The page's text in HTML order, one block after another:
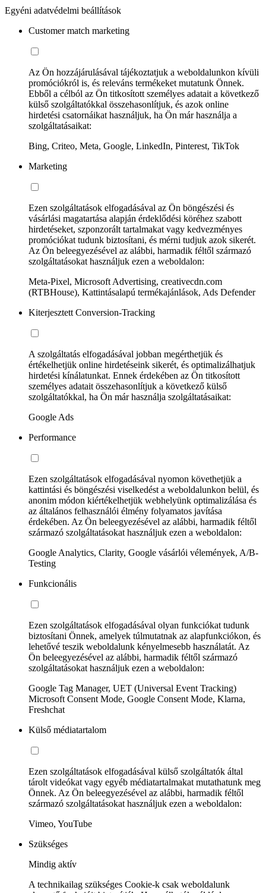
Egyéni adatvédelmi beállítások
Customer match marketing
Az Ön hozzájárulásával tájékoztatjuk a weboldalunkon kívüli
promóciókról is, és releváns termékeket mutatunk Önnek.
Ebből a célból az Ön titkosított személyes adatait a következő
külső szolgáltatókkal összehasonlítjuk, és azok online
hirdetési csatornáikat használjuk, ha Ön már használja a
szolgáltatásaikat:
Bing, Criteo, Meta, Google, LinkedIn, Pinterest, TikTok
Marketing
Ezen szolgáltatások elfogadásával az Ön böngészési és
vásárlási magatartása alapján érdeklődési köréhez szabott
hirdetéseket, szponzorált tartalmakat vagy kedvezményes
promóciókat tudunk biztosítani, és mérni tudjuk azok sikerét.
Az Ön beleegyezésével az alábbi, harmadik féltől származó
szolgáltatásokat használjuk ezen a weboldalon:
Meta-Pixel, Microsoft Advertising, creativecdn.com
(RTBHouse), Kattintásalapú termékajánlások, Ads Defender
Kiterjesztett Conversion-Tracking
A szolgáltatás elfogadásával jobban megérthetjük és
értékelhetjük online hirdetéseink sikerét, és optimalizálhatjuk
hirdetési kínálatunkat. Ennek érdekében az Ön titkosított
személyes adatait összehasonlítjuk a következő külső
szolgáltatókkal, ha Ön már használja szolgáltatásaikat:
Google Ads
Performance
Ezen szolgáltatások elfogadásával nyomon követhetjük a
kattintási és böngészési viselkedést a weboldalunkon belül, és
anonim módon kiértékelhetjük webhelyünk optimalizálása és
az általános felhasználói élmény folyamatos javítása
érdekében. Az Ön beleegyezésével az alábbi, harmadik féltől
származó szolgáltatásokat használjuk ezen a weboldalon:
Google Analytics, Clarity, Google vásárlói vélemények, A/B-
Testing
Funkcionális
Ezen szolgáltatások elfogadásával olyan funkciókat tudunk
biztosítani Önnek, amelyek túlmutatnak az alapfunkciókon, és
lehetővé teszik weboldalunk kényelmesebb használatát. Az
Ön beleegyezésével az alábbi, harmadik féltől származó
szolgáltatásokat használjuk ezen a weboldalon:
Google Tag Manager, UET (Universal Event Tracking)
Microsoft Consent Mode, Google Consent Mode, Klarna,
Freshchat
Külső médiatartalom
Ezen szolgáltatások elfogadásával külső szolgáltatók által
tárolt videókat vagy egyéb médiatartalmakat mutathatunk meg
Önnek. Az Ön beleegyezésével az alábbi, harmadik féltől
származó szolgáltatásokat használjuk ezen a weboldalon:
Vimeo, YouTube
Szükséges
Mindig aktív
A technikailag szükséges Cookie-k csak weboldalunk